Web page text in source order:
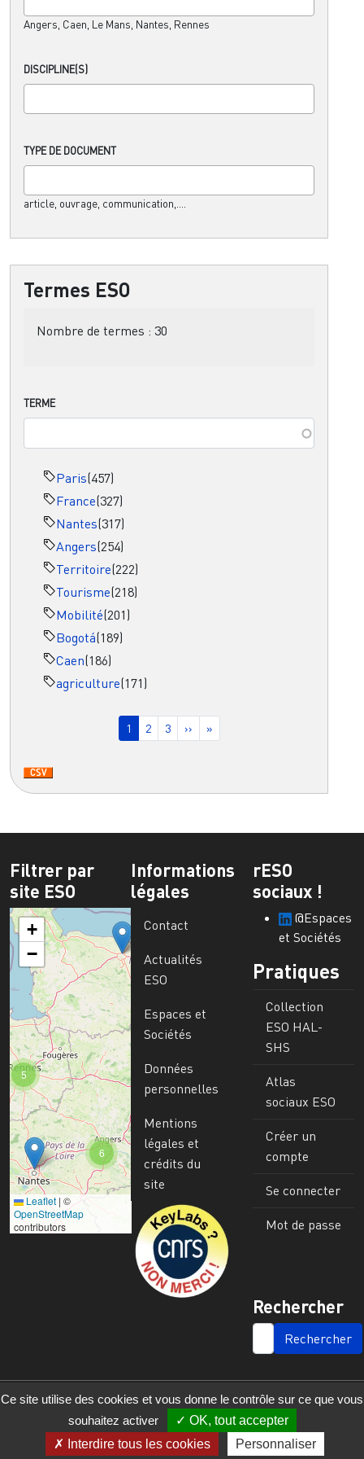
Angers, Caen, Le Mans, Nantes, Rennes
DISCIPLINE(S)
TYPE DE DOCUMENT
article, ouvrage, communication,....
Termes ESO
Nombre de termes : 30
TERME
Paris(457)
France(327)
Nantes(317)
Angers(254)
Territoire(222)
Tourisme(218)
Mobilité(201)
Bogotá(189)
Caen(186)
agriculture(171)
Page courante
1 Page
2 Page
3 Page suivante
›› Dernière page
»
Filtrer par
site ESO
6
5
+
−
Leaflet | ©
OpenStreetMap
contributors
Informations
légales
Contact
Actualités
ESO
Espaces et
Sociétés
Données
personnelles
Mentions
légales et
crédits du
site
Image
rESO
sociaux !
@Espaces
et Sociétés
Pratiques
Collection
ESO HAL-
SHS
Atlas
sociaux ESO
Créer un
compte
Se connecter
Mot de passe
Rechercher
SEARCH
Ce site utilise des cookies et vous donne le contrôle sur ce que vous
souhaitez activer
OK, tout accepter
Interdire tous les cookies
Personnaliser